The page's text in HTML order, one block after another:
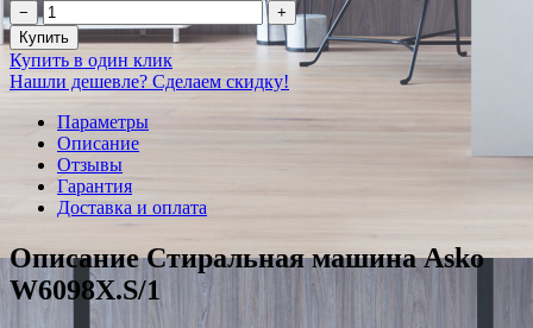
−
+
Купить
Купить в один клик
Нашли дешевле? Сделаем скидку!
Параметры
Описание
Отзывы
Гарантия
Доставка и оплата
Описание Стиральная машина Asko
W6098X.S/1